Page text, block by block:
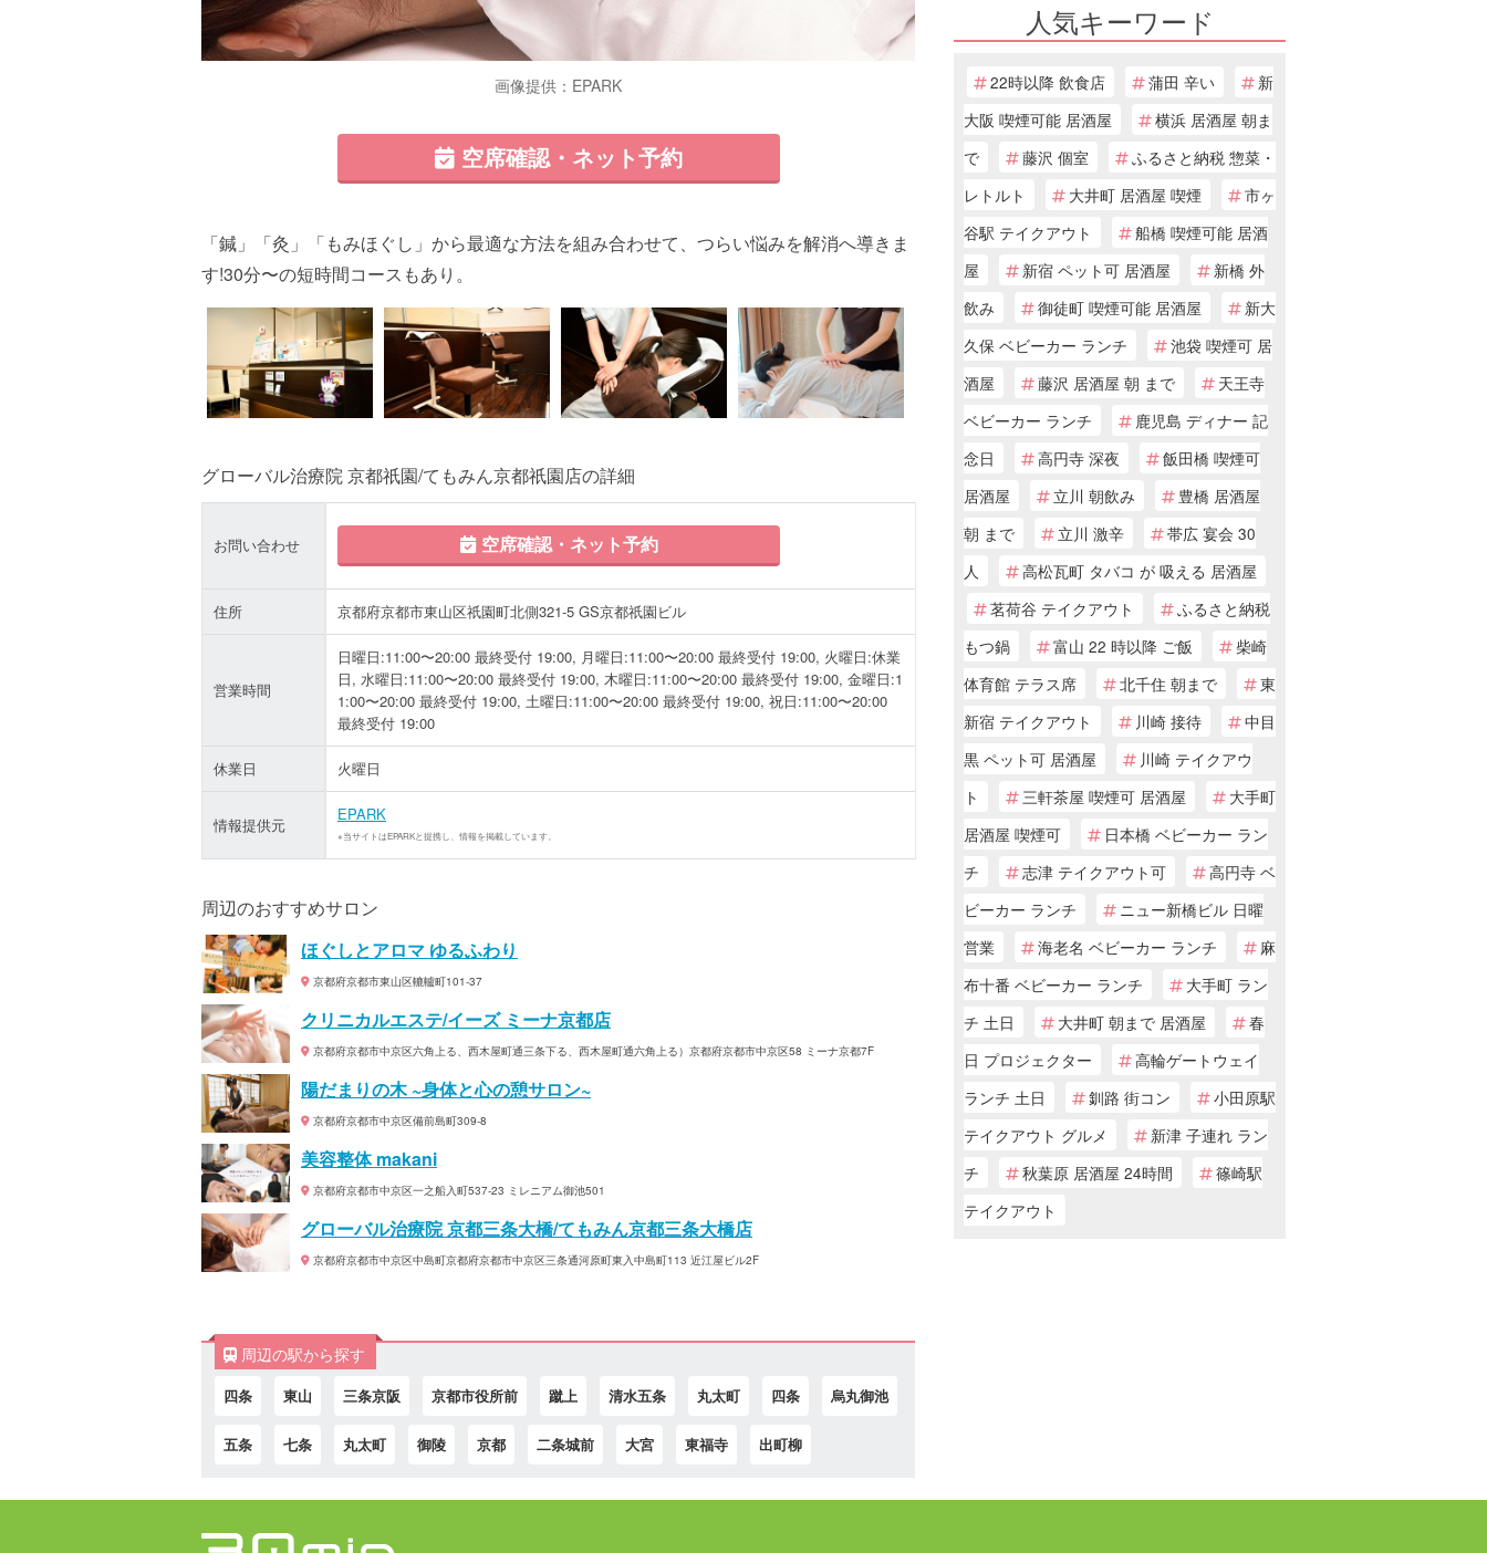
画像提供：EPARK
空席確認・ネット予約
「鍼」「灸」「もみほぐし」から最適な方法を組み合わせて、つらい悩みを解消へ導きま
す!30分〜の短時間コースもあり。
グローバル治療院 京都祇園/てもみん京都祇園店の詳細
お問い合わせ 空席確認・ネット予約
住所 京都府京都市東山区祇園町北側321-5 GS京都祇園ビル
営業時間
日曜日:11:00〜20:00 最終受付 19:00, 月曜日:11:00〜20:00 最終受付 19:00, 火曜日:休業
日, 水曜日:11:00〜20:00 最終受付 19:00, 木曜日:11:00〜20:00 最終受付 19:00, 金曜日:1
1:00〜20:00 最終受付 19:00, 土曜日:11:00〜20:00 最終受付 19:00, 祝日:11:00〜20:00
最終受付 19:00
休業日 火曜日
情報提供元
EPARK
※当サイトはEPARKと提携し、情報を掲載しています。
周辺のおすすめサロン
ほぐしとアロマ ゆるふわり
京都府京都市東山区轆轤町101-37
クリニカルエステ/イーズ ミーナ京都店
京都府京都市中京区六角上る、西木屋町通三条下る、西木屋町通六角上る）京都府京都市中京区58 ミーナ京都7F
陽だまりの木 ~身体と心の憩サロン~
京都府京都市中京区備前島町309-8
美容整体 makani
京都府京都市中京区一之船入町537-23 ミレニアム御池501
グローバル治療院 京都三条大橋/てもみん京都三条大橋店
京都府京都市中京区中島町京都府京都市中京区三条通河原町東入中島町113 近江屋ビル2F
周辺の駅から探す
四条 東山 三条京阪 京都市役所前 蹴上 清水五条 丸太町 四条 烏丸御池
五条 七条 丸太町 御陵 京都 二条城前 大宮 東福寺 出町柳
人気キーワード
22時以降 飲食店 蒲田 辛い
新
大阪 喫煙可能 居酒屋
横浜 居酒屋 朝ま
で
藤沢 個室
ふるさと納税 惣菜・
レトルト
大井町 居酒屋 喫煙
市ヶ
谷駅 テイクアウト
船橋 喫煙可能 居酒
屋
新宿 ペット可 居酒屋
新橋 外
飲み
御徒町 喫煙可能 居酒屋
新大
久保 ベビーカー ランチ
池袋 喫煙可 居
酒屋
藤沢 居酒屋 朝 まで
天王寺
ベビーカー ランチ
鹿児島 ディナー 記
念日
高円寺 深夜
飯田橋 喫煙可
居酒屋
立川 朝飲み
豊橋 居酒屋
朝 まで
立川 激辛
帯広 宴会 30
人
高松瓦町 タバコ が 吸える 居酒屋
茗荷谷 テイクアウト
ふるさと納税
もつ鍋
富山 22 時以降 ご飯
柴崎
体育館 テラス席
北千住 朝まで
東
新宿 テイクアウト
川崎 接待
中目
黒 ペット可 居酒屋
川崎 テイクアウ
ト
三軒茶屋 喫煙可 居酒屋
大手町
居酒屋 喫煙可
日本橋 ベビーカー ラン
チ
志津 テイクアウト可
高円寺 ベ
ビーカー ランチ
ニュー新橋ビル 日曜
営業
海老名 ベビーカー ランチ
麻
布十番 ベビーカー ランチ
大手町 ラン
チ 土日
大井町 朝まで 居酒屋
春
日 プロジェクター
高輪ゲートウェイ
ランチ 土日
釧路 街コン
小田原駅
テイクアウト グルメ
新津 子連れ ラン
チ
秋葉原 居酒屋 24時間
篠崎駅
テイクアウト